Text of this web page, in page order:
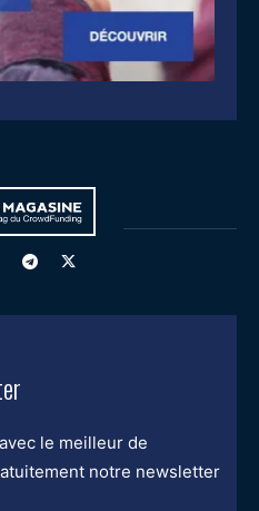
le meilleur de
notre newsletter